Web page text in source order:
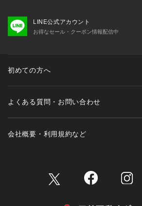
LINE公式アカウント
お得なセール・クーポン情報配信中
初めての方へ
よくある質問・お問い合わせ
会社概要・利用規約など